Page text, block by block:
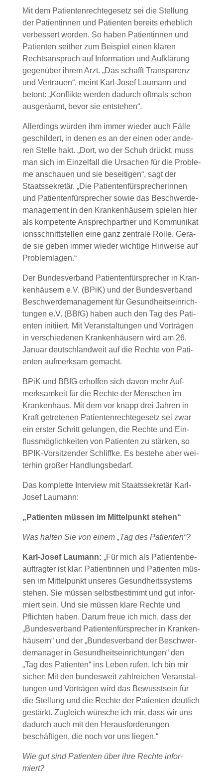
Mit dem Pati­en­ten­rech­te­ge­setz sei die Stel­lung
der Pati­en­tin­nen und Pati­en­ten bereits erheb­lich
ver­bes­sert wor­den. So haben Pati­en­tin­nen und
Pati­en­ten seit­her zum Bei­spiel einen kla­ren
Rechts­an­spruch auf Infor­ma­ti­on und Auf­klä­rung
gegen­über ihrem Arzt. „Das schafft Trans­pa­renz
und Ver­trau­en“, meint Karl-Josef Lau­mann und
betont: „Kon­flik­te wer­den dadurch oft­mals schon
aus­ge­räumt, bevor sie ent­ste­hen“.
Aller­dings wür­den ihm immer wie­der auch Fäl­le
geschil­dert, in denen es an der einen oder ande­
ren Stel­le hakt. „Dort, wo der Schuh drückt, muss
man sich im Ein­zel­fall die Ursa­chen für die Pro­ble­
me anschau­en und sie besei­ti­gen“, sagt der
Staats­se­kre­tär. „Die Pati­en­ten­für­spre­che­rin­nen
und Pati­en­ten­für­spre­cher sowie das Beschwer­de­
ma­nage­ment in den Kran­ken­häu­sern spie­len hier
als kom­pe­ten­te Ansprech­part­ner und Kom­mu­ni­ka­t
i­ons­schnitt­stel­len eine ganz zen­tra­le Rol­le. Gera­
de sie geben immer wie­der wich­ti­ge Hin­wei­se auf
Pro­blem­la­gen.“
Der Bun­des­ver­band Pati­en­ten­für­spre­cher in Kran­
ken­häu­sern e.V. (BPiK) und der Bun­des­ver­band
Beschwer­de­ma­nage­ment für Gesund­heits­ein­rich­
tun­gen e.V. (BBfG) haben auch den Tag des Pati­
en­ten initi­iert. Mit Ver­an­stal­tun­gen und Vor­trä­gen
in ver­schie­de­nen Kran­ken­häu­sern wird am 26.
Janu­ar deutsch­land­weit auf die Rech­te von Pati­
en­ten auf­merk­sam gemacht.
BPiK und BBfG erhof­fen sich davon mehr Auf­
merk­sam­keit für die Rech­te der Men­schen im
Kran­ken­haus. Mit dem vor knapp drei Jah­ren in
Kraft getre­te­nen Pati­en­ten­rech­te­ge­setz sei zwar
ein ers­ter Schritt gelun­gen, die Rech­te und Ein­
fluss­mög­lich­kei­ten von Pati­en­ten zu stär­ken, so
BPIK-Vor­sit­zen­der Schliff­ke. Es bestehe aber wei­
ter­hin gro­ßer Hand­lungs­be­darf.
Das kom­plet­te Inter­view mit Staats­se­kre­tär Karl-
Josef Lau­mann:
„Pati­en­ten müs­sen im Mit­tel­punkt ste­hen“
Was hal­ten Sie von einem „Tag des Pati­en­ten“?
Karl-Josef Lau­mann: „Für mich als Pati­en­ten­be­
auf­trag­ter ist klar: Pati­en­tin­nen und Pati­en­ten müs­
sen im Mit­tel­punkt unse­res Gesund­heits­sys­tems
ste­hen. Sie müs­sen selbst­be­stimmt und gut infor­
miert sein. Und sie müs­sen kla­re Rech­te und
Pflich­ten haben. Dar­um freue ich mich, dass der
„Bun­des­ver­band Pati­en­ten­für­spre­cher in Kran­ken­
häu­sern“ und der „Bun­des­ver­band der Beschwer­
de­ma­na­ger in Gesund­heits­ein­rich­tun­gen“ den
„Tag des Pati­en­ten“ ins Leben rufen. Ich bin mir
sicher: Mit den bun­des­weit zahl­rei­chen Ver­an­stal­
tun­gen und Vor­trä­gen wird das Bewusst­sein für
die Stel­lung und die Rech­te der Pati­en­ten deut­lich
gestärkt. Zugleich wün­sche ich mir, dass wir uns
dadurch auch mit den Her­aus­for­de­run­gen
beschäf­ti­gen, die noch vor uns lie­gen.“
Wie gut sind Pati­en­ten über ihre Rech­te infor­
miert?